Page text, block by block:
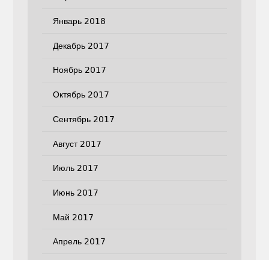
Январь 2018
Декабрь 2017
Ноябрь 2017
Октябрь 2017
Сентябрь 2017
Август 2017
Июль 2017
Июнь 2017
Май 2017
Апрель 2017